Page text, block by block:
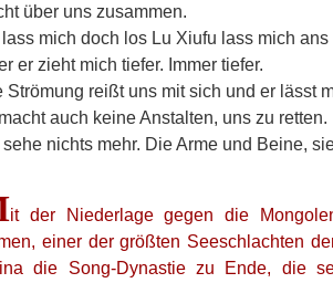
über uns zusammen.
mich doch los Lu Xiufu lass mich
er zieht mich tiefer. Immer tiefer.
Strömung reißt uns mit sich und er lässt
auch keine Anstalten, uns zu retten.
sehe nichts mehr. Die Arme und Beine,
it der Niederlage gegen die
einer der größten Seeschlachten
die Song-Dynastie zu Ende, die